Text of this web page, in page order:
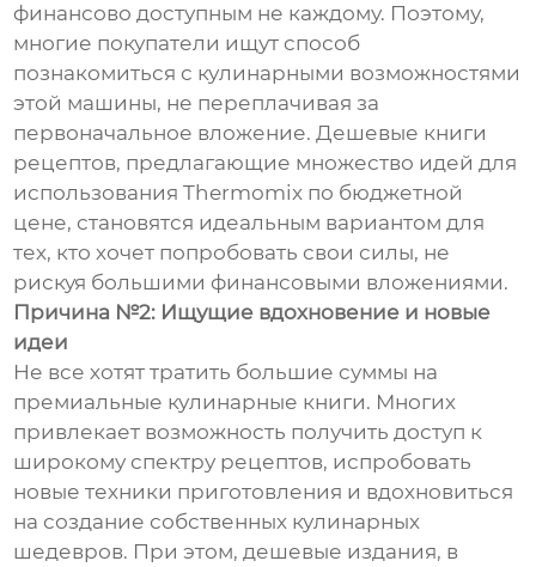
финансово доступным не каждому. Поэтому,
многие покупатели ищут способ
познакомиться с кулинарными возможностями
этой машины, не переплачивая за
первоначальное вложение. Дешевые книги
рецептов, предлагающие множество идей для
использования Thermomix по бюджетной
цене, становятся идеальным вариантом для
тех, кто хочет попробовать свои силы, не
рискуя большими финансовыми вложениями.
Причина №2: Ищущие вдохновение и новые
идеи
Не все хотят тратить большие суммы на
премиальные кулинарные книги. Многих
привлекает возможность получить доступ к
широкому спектру рецептов, испробовать
новые техники приготовления и вдохновиться
на создание собственных кулинарных
шедевров. При этом, дешевые издания, в